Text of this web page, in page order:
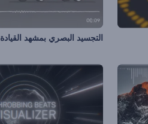
التجسيد البصري بمشهد القيادة